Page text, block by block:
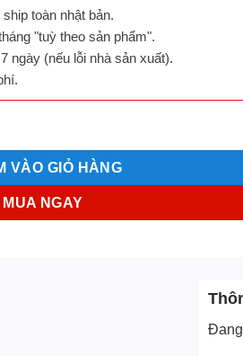
toàn nhật bản.
"tuỳ theo sản phẩm".
ngày (nếu lỗi nhà sản xuất).
số lượng
VÀO GIỎ HÀNG
MUA NGAY
Đang